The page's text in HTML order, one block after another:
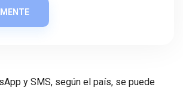
y SMS, según el país, se puede